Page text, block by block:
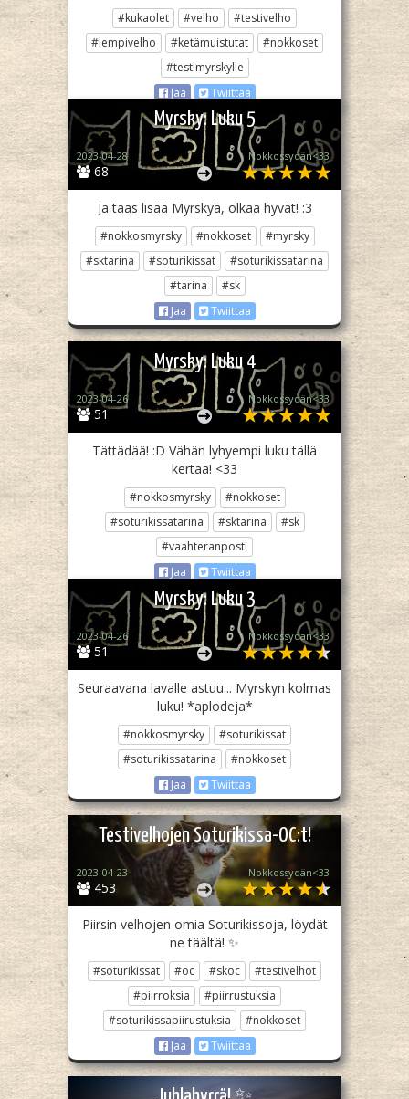
#kukaolet #velho
#testivelho
#lempivelho
#ketämuistutat
#nokkoset
#testimyrskylle
Jaa
Twiittaa
Myrsky: Luku 5
68
2023-04-28 Nokkossydän<33
Ja taas lisää Myrskyä, olkaa hyvät! :3
#nokkosmyrsky #nokkoset
#myrsky
#sktarina
#soturikissat
#soturikissatarina
#tarina
#sk
Jaa
Twiittaa
Myrsky: Luku 4
51
2023-04-26 Nokkossydän<33
Tättädää! :D Vähän lyhyempi luku tällä
kertaa! <33
#nokkosmyrsky
#nokkoset
#soturikissatarina
#sktarina
#sk
#vaahteranposti
Jaa
Twiittaa
Myrsky: Luku 3
51
2023-04-26 Nokkossydän<33
Seuraavana lavalle astuu... Myrskyn kolmas
luku! *aplodeja*
#nokkosmyrsky
#soturikissat
#soturikissatarina
#nokkoset
Jaa
Twiittaa
Testivelhojen Soturikissa-OC:t!
453
2023-04-23 Nokkossydän<33
Piirsin velhojen omia Soturikissoja, löydät
ne täältä! ✨
#soturikissat #oc #skoc
#testivelhot
#piirroksia
#piirrustuksia
#soturikissapiirustuksia
#nokkoset
Jaa
Twiittaa